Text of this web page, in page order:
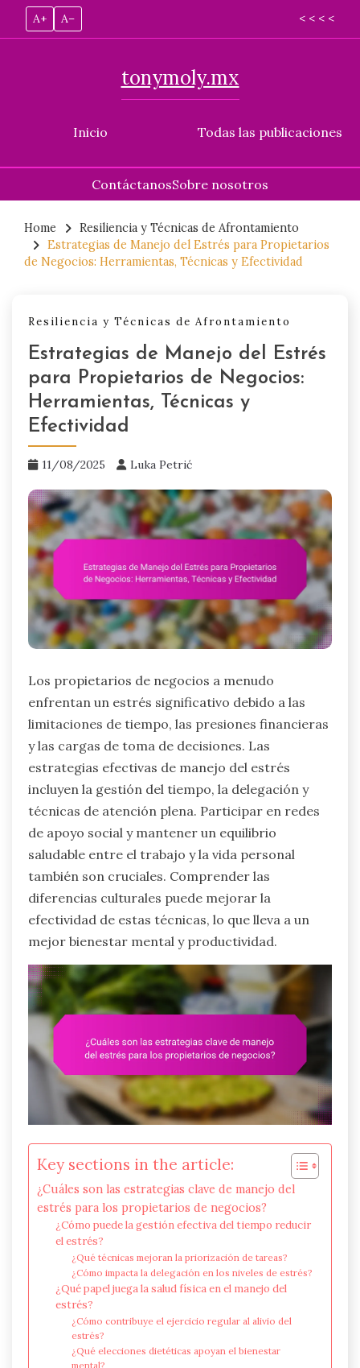
A+ A– < < < <
Inicio
tonymoly.mx
Todas las publicaciones
ContáctanosSobre nosotros
content
Home
Resiliencia y Técnicas de Afrontamiento
Estrategias de Manejo del Estrés para Propietarios
de Negocios: Herramientas, Técnicas y Efectividad
Resiliencia y Técnicas de Afrontamiento
Estrategias de Manejo del Estrés
para Propietarios de Negocios:
Herramientas, Técnicas y
Efectividad
11/08/2025 Luka Petrić
Los propietarios de negocios a menudo
enfrentan un estrés significativo debido a las
limitaciones de tiempo, las presiones financieras
y las cargas de toma de decisiones. Las
estrategias efectivas de manejo del estrés
incluyen la gestión del tiempo, la delegación y
técnicas de atención plena. Participar en redes
de apoyo social y mantener un equilibrio
saludable entre el trabajo y la vida personal
también son cruciales. Comprender las
diferencias culturales puede mejorar la
efectividad de estas técnicas, lo que lleva a un
mejor bienestar mental y productividad.
Key sections in the article:
¿Cuáles son las estrategias clave de manejo del
estrés para los propietarios de negocios?
¿Cómo puede la gestión efectiva del tiempo reducir
el estrés?
¿Qué técnicas mejoran la priorización de tareas?
¿Cómo impacta la delegación en los niveles de estrés?
¿Qué papel juega la salud física en el manejo del
estrés?
¿Cómo contribuye el ejercicio regular al alivio del
estrés?
¿Qué elecciones dietéticas apoyan el bienestar
mental?